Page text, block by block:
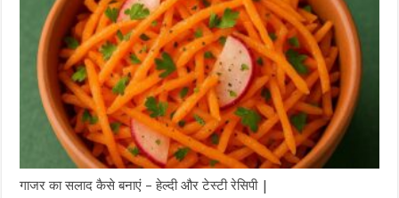
गाजर का सलाद कैसे बनाएं – हेल्दी और टेस्टी रेसिपी |